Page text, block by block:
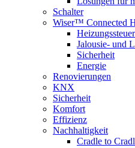
Schalter
Wiser™ Connected
Jalousie- und
Sicherheit
Energie
Renovierungen
KNX
Sicherheit
Komfort
Effizienz
Nachhaltigkeit
Cradle to